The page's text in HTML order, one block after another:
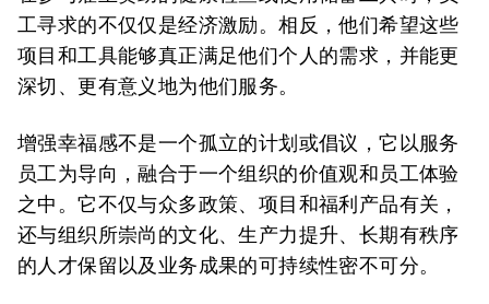
工寻求的不仅仅是经济激励。相反，他们希望这些
项目和工具能够真正满足他们个人的需求，并能更
深切、更有意义地为他们服务。
增强幸福感不是一个孤立的计划或倡议，它以服务
员工为导向，融合于一个组织的价值观和员工体验
之中。它不仅与众多政策、项目和福利产品有关，
还与组织所崇尚的文化、生产力提升、长期有秩序
的人才保留以及业务成果的可持续性密不可分。